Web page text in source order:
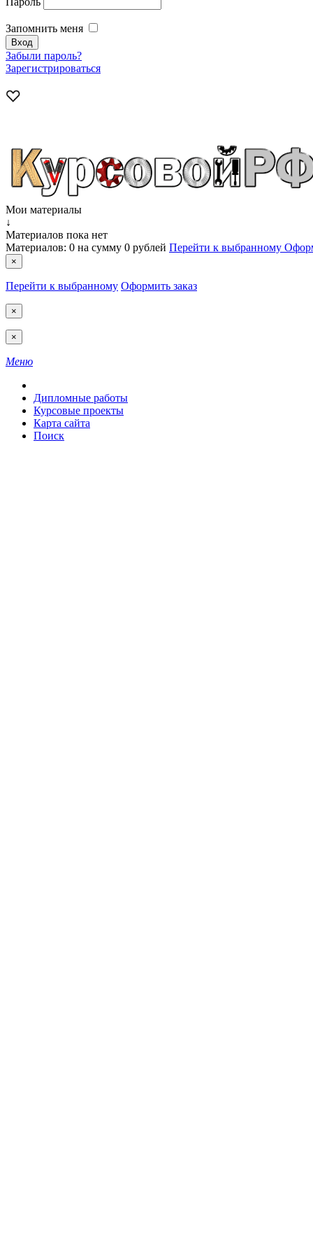
Запомнить меня
Забыли пароль?
Зарегистрироваться
Мои материалы
↓
Материалов пока нет
Материалов: 0 на сумму 0 рублей Перейти к выбранному
×
Перейти к выбранному Оформить заказ
×
×
Меню
Дипломные работы
Курсовые проекты
Карта сайта
Поиск